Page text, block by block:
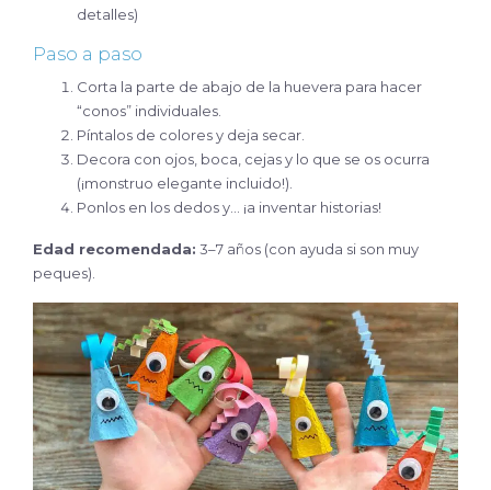
detalles)
Paso a paso
Corta la parte de abajo de la huevera para hacer
“conos” individuales.
Píntalos de colores y deja secar.
Decora con ojos, boca, cejas y lo que se os ocurra
(¡monstruo elegante incluido!).
Ponlos en los dedos y… ¡a inventar historias!
Edad recomendada: 3–7 años (con ayuda si son muy
peques).